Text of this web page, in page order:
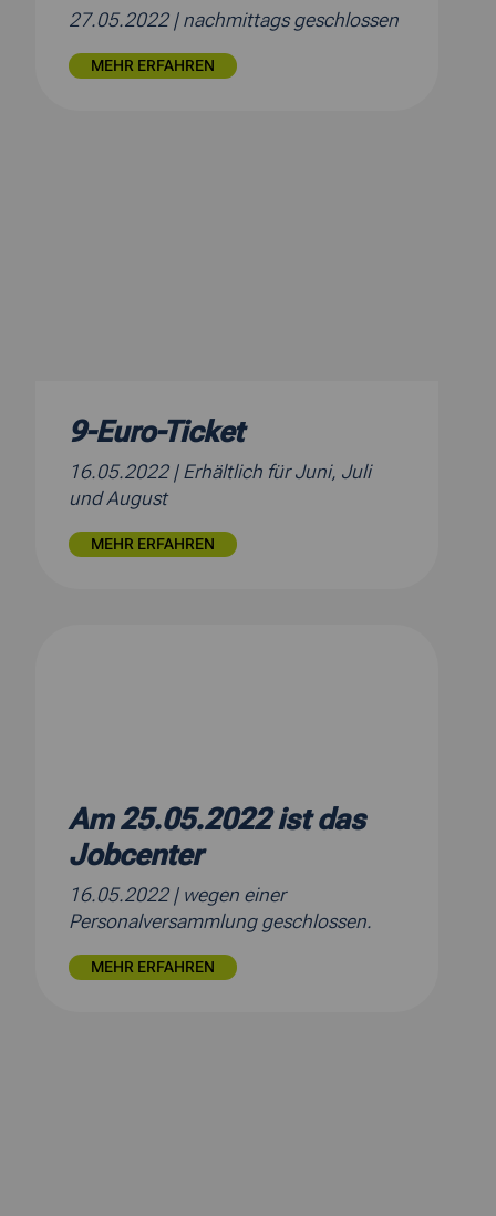
27.05.2022 | nachmittags geschlossen
MEHR ERFAHREN
9-Euro-Ticket
16.05.2022 | Erhältlich für Juni, Juli
und August
MEHR ERFAHREN
Am 25.05.2022 ist das
Jobcenter
16.05.2022 | wegen einer
Personalversammlung geschlossen.
MEHR ERFAHREN